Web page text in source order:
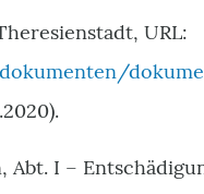
URL:
I –